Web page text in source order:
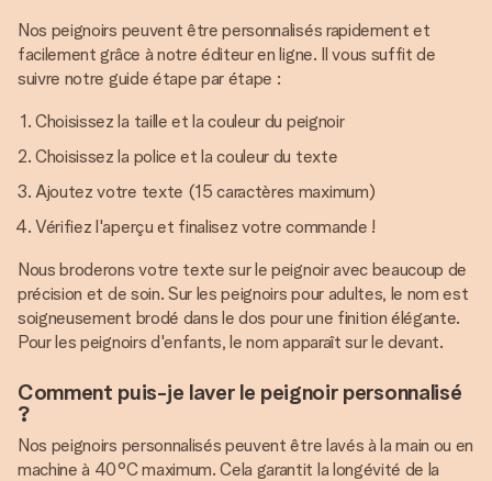
Nos peignoirs peuvent être personnalisés rapidement et
facilement grâce à notre éditeur en ligne. Il vous suffit de
suivre notre guide étape par étape :
Choisissez la taille et la couleur du peignoir
Choisissez la police et la couleur du texte
Ajoutez votre texte (15 caractères maximum)
Vérifiez l'aperçu et finalisez votre commande !
Nous broderons votre texte sur le peignoir avec beaucoup de
précision et de soin. Sur les peignoirs pour adultes, le nom est
soigneusement brodé dans le dos pour une finition élégante.
Pour les peignoirs d'enfants, le nom apparaît sur le devant.
Comment puis-je laver le peignoir personnalisé
?
Nos peignoirs personnalisés peuvent être lavés à la main ou en
machine à 40°C maximum. Cela garantit la longévité de la